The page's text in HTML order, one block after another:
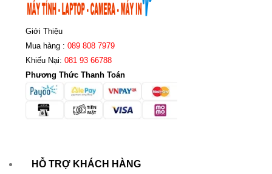
Giới Thiệu
Mua hàng : 089 808 7979
Khiếu Nại: 081 93 66788
Phương Thức Thanh Toán
HỖ TRỢ KHÁCH HÀNG